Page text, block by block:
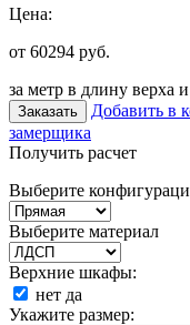
Цена:
от 60294 руб.
за метр в длину верха
Заказать Добавить в
замерщика
Получить расчет
Выберите
Выберите материал
Верхние шкафы:
нет да
Укажите размер: